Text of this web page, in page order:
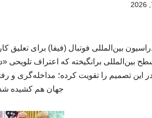
بین‌المللی فوتبال (فیفا) برای
بین‌المللی برانگیخته که اعتراف تلویحی
این تصمیم را تقویت کرده؛ مداخله‌گری‌ و
جهان هم کشیده